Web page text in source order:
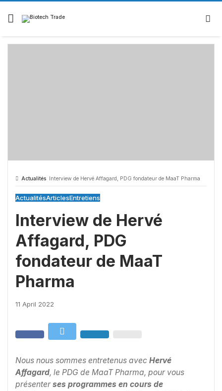
Actualités Interview de Hervé Affagard, PDG fondateur de MaaT Pharma
ActualitésArticlesEntretiens
Interview de Hervé
Affagard, PDG
fondateur de MaaT
Pharma
11 April 2022
Nous nous sommes entretenus avec Hervé
Affagard, le PDG de MaaT Pharma, pour vous
présenterses programmes en cours de